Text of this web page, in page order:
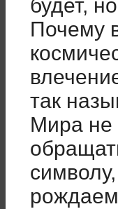
будет,
Почему
так
Мира не